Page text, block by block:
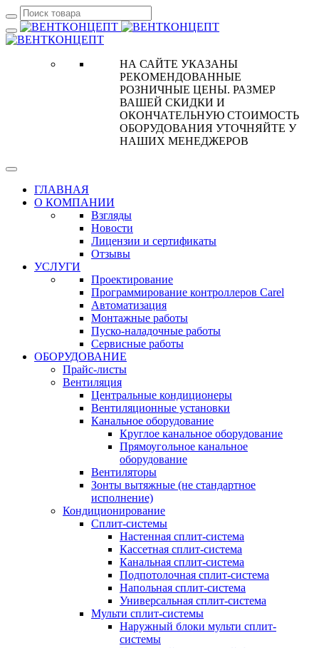
НА САЙТЕ УКАЗАНЫ
РЕКОМЕНДОВАННЫЕ
РОЗНИЧНЫЕ ЦЕНЫ. РАЗМЕР
ВАШЕЙ СКИДКИ И
ОКОНЧАТЕЛЬНУЮ СТОИМОСТЬ
ОБОРУДОВАНИЯ УТОЧНЯЙТЕ У
НАШИХ МЕНЕДЖЕРОВ
ГЛАВНАЯ
О КОМПАНИИ
Взгляды
Новости
Лицензии и сертификаты
Отзывы
УСЛУГИ
Проектирование
Программирование контроллеров Carel
Автоматизация
Монтажные работы
Пуско-наладочные работы
Сервисные работы
ОБОРУДОВАНИЕ
Прайс-листы
Вентиляция
Центральные кондиционеры
Вентиляционные установки
Канальное оборудование
Круглое канальное оборудование
Прямоугольное канальное
оборудование
Вентиляторы
Зонты вытяжные (не стандартное
исполнение)
Кондиционирование
Сплит-системы
Настенная сплит-система
Кассетная сплит-система
Канальная сплит-система
Подпотолочная сплит-система
Напольная сплит-система
Универсальная сплит-система
Мульти сплит-системы
Наружный блоки мульти сплит-
системы